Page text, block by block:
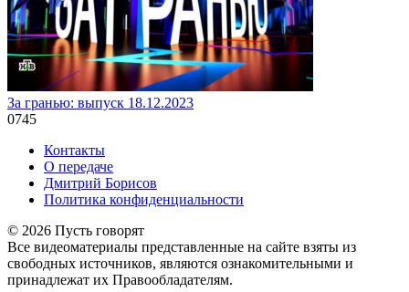
За гранью: выпуск 18.12.2023
0745
Контакты
О передаче
Дмитрий Борисов
Политика конфиденциальности
© 2026 Пусть говорят
Все видеоматериалы представленные на сайте взяты из
свободных источников, являются ознакомительными и
принадлежат их Правообладателям.